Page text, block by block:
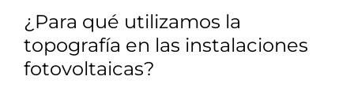
¿Para qué utilizamos la
topografía en las instalaciones
fotovoltaicas?